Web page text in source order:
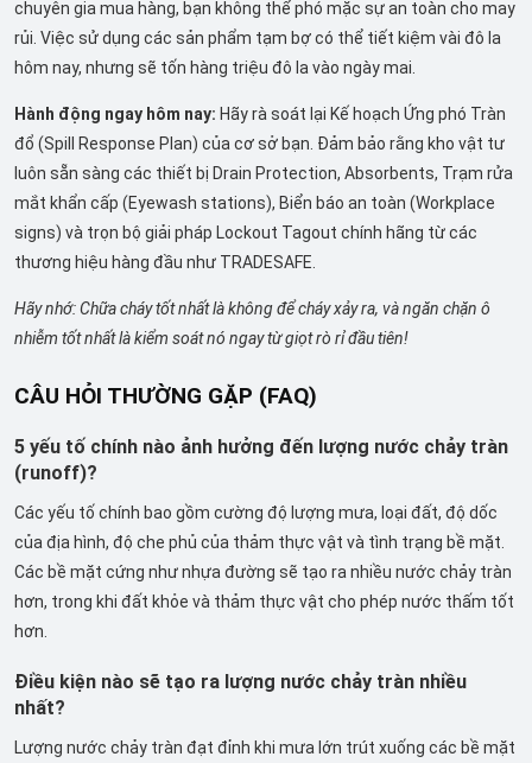
chuyên gia mua hàng, bạn không thể phó mặc sự an toàn cho may
rủi. Việc sử dụng các sản phẩm tạm bợ có thể tiết kiệm vài đô la
hôm nay, nhưng sẽ tốn hàng triệu đô la vào ngày mai.
Hành động ngay hôm nay: Hãy rà soát lại Kế hoạch Ứng phó Tràn
đổ (Spill Response Plan) của cơ sở bạn. Đảm bảo rằng kho vật tư
luôn sẵn sàng các thiết bị Drain Protection, Absorbents, Trạm rửa
mắt khẩn cấp (Eyewash stations), Biển báo an toàn (Workplace
signs) và trọn bộ giải pháp Lockout Tagout chính hãng từ các
thương hiệu hàng đầu như TRADESAFE.
Hãy nhớ: Chữa cháy tốt nhất là không để cháy xảy ra, và ngăn chặn ô
nhiễm tốt nhất là kiểm soát nó ngay từ giọt rò rỉ đầu tiên!
CÂU HỎI THƯỜNG GẶP (FAQ)
5 yếu tố chính nào ảnh hưởng đến lượng nước chảy tràn
(runoff)?
Các yếu tố chính bao gồm cường độ lượng mưa, loại đất, độ dốc
của địa hình, độ che phủ của thảm thực vật và tình trạng bề mặt.
Các bề mặt cứng như nhựa đường sẽ tạo ra nhiều nước chảy tràn
hơn, trong khi đất khỏe và thảm thực vật cho phép nước thấm tốt
hơn.
Điều kiện nào sẽ tạo ra lượng nước chảy tràn nhiều
nhất?
Lượng nước chảy tràn đạt đỉnh khi mưa lớn trút xuống các bề mặt